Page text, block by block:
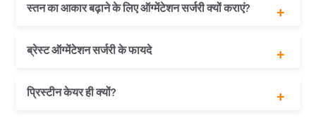
स्तन का आकार बढ़ाने के लिए ऑग्मेंटेशन सर्जरी क्यों कराएं?
दर्द नहीं होता
स्तन पर घाव या निशान नहीं पड़ते
रक्तस्राव नहीं होता
ब्रेस्ट ऑग्मेंटेशन सर्जरी के फायदे
स्तनों का आकर्षण बढ़ाएं
स्तनों को बड़ा
प्रिस्टीन केयर ही क्यों?